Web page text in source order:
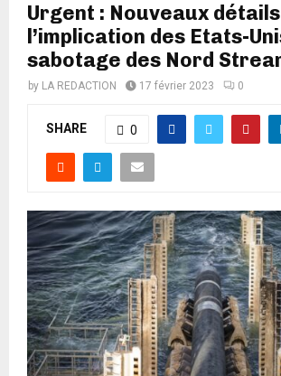
Urgent : Nouveaux
l’implication des Etats-
sabotage des Nord
by LA REDACTION 17 février 2023 0
SHARE 0